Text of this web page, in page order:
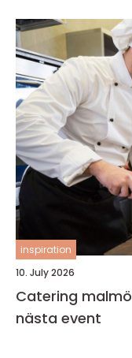
inspiration
10. July 2026
Catering malmö så lyckas du med maten till
nästa event